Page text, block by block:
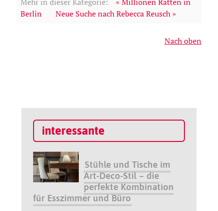
Berlin
Neue Suche nach Rebecca Reusch »
Nach oben
interessante
Stühle und Tische im
Art-Deco-Stil – die
perfekte Kombination
für Esszimmer und Büro